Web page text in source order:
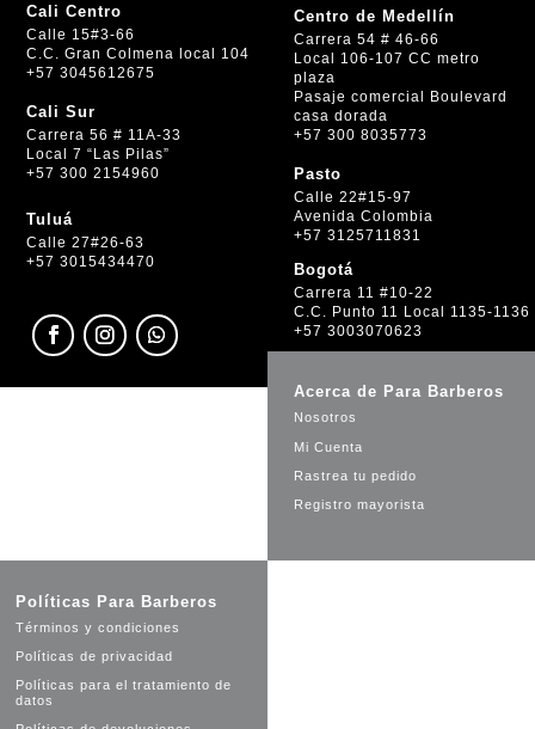
Cali Centro
Calle 15#3-66
C.C. Gran Colmena local 104
+57 3045612675
Cali Sur
Carrera 56 # 11A-33
Local 7 “Las Pilas”
+57 300 2154960
Tuluá
Calle 27#26-63
+57 3015434470
Centro de Medellín
Carrera 54 # 46-66
Local 106-107 CC metro
plaza
Pasaje comercial Boulevard
casa dorada
+57 300 8035773
Pasto
Calle 22#15-97
Avenida Colombia
+57 3125711831
Bogotá
Carrera 11 #10-22
C.C. Punto 11 Local 1135-1136
+57 3003070623
Acerca de Para Barberos
Nosotros
Mi Cuenta
Rastrea tu pedido
Registro mayorista
Políticas Para Barberos
Términos y condiciones
Políticas de privacidad
Políticas para el tratamiento de
datos